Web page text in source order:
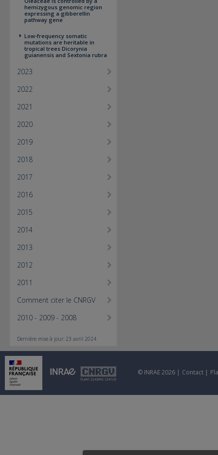
hemizygous genomic region
expressing a gibberellin
pathway gene
Low-frequency somatic
mutations are heritable in
tropical trees Dicorynia
guianensis and Sextonia rubra
2023
2022
2021
2020
2019
2018
2017
2016
2015
2014
2013
2012
2011
Comment citer le CNRGV
2010 - 2009 - 2008
Dernière mise à jour: 23 avril 2024
© INRAE 2026 | Contact |